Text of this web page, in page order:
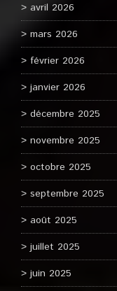
avril 2026
mars 2026
février 2026
janvier 2026
décembre 2025
novembre 2025
octobre 2025
septembre 2025
août 2025
juillet 2025
juin 2025